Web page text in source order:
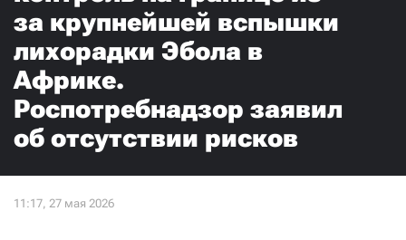
за крупнейшей вспышки
лихорадки Эбола в
Африке.
Роспотребнадзор заявил
об отсутствии рисков